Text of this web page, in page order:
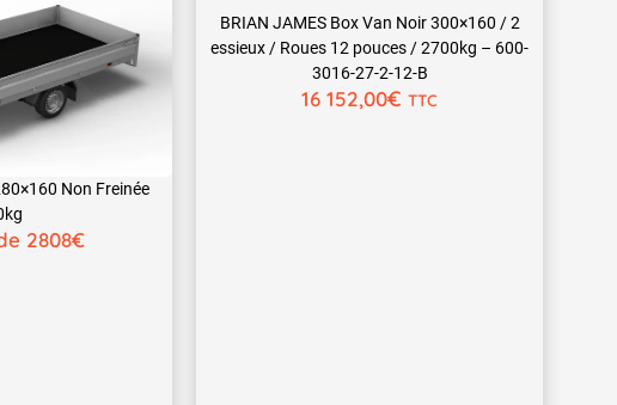
Non Freinée
2808€
BRIAN JAMES Box Van Noir 300×160 / 2
essieux / Roues 12 pouces / 2700kg – 600-
3016-27-2-12-B
16 152,00€ TTC